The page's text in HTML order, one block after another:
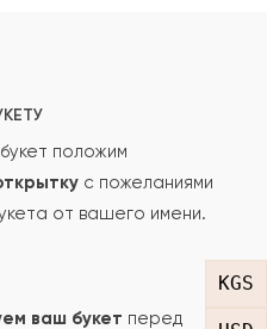
KGS
положим
с пожеланиями
от вашего имени.
ваш букет перед